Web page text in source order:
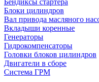
Бендиксы стартера
Блоки цилиндров
Вал привода масляного
Вкладыши коренные
Генераторы
Гидрокомпенсаторы
Головки блоков цилиндров
Двигатели в сборе
Система ГРМ